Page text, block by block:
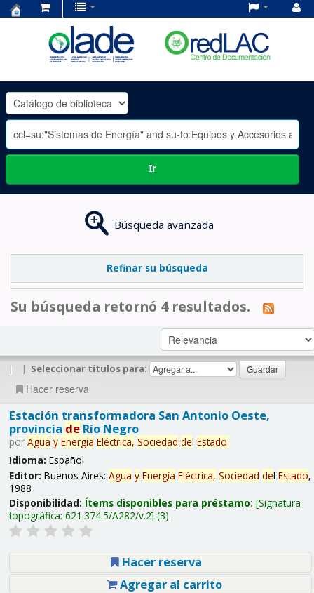
OLADE
-
Ir
Búsqueda avanzada
Refinar su búsqueda
Su búsqueda retornó 4 resultados.
| | Seleccionar títulos para:
Hacer reserva
Estación transformadora San Antonio Oeste,
provincia deRío Negro
por Agua y Energía Eléctrica, Sociedad del Estado.
Idioma: Español
Editor: Buenos Aires: Agua y Energía Eléctrica, Sociedad del Estado,
1988
Disponibilidad: Ítems disponibles para préstamo: Signatura
topográfica: 621.374.5/A282/v.2 (3).
Hacer reserva
Agregar al carrito